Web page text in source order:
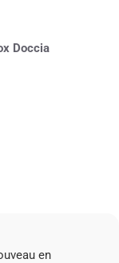
Doccia
en